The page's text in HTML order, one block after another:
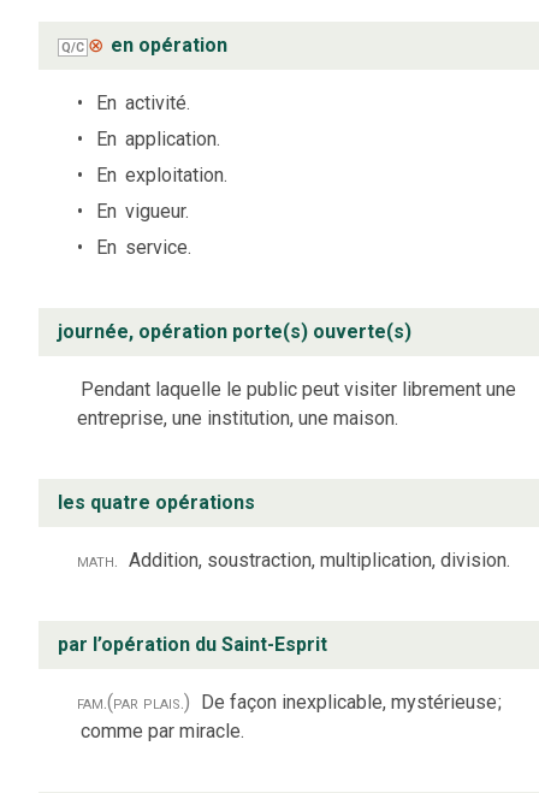
Q/C ⊗ en opération
En activité.
En application.
En exploitation.
En vigueur.
En service.
journée, opération porte(s) ouverte(s)
Pendant laquelle le public peut visiter librement une
entreprise, une institution, une maison.
les quatre opérations
math. Addition, soustraction, multiplication, division.
par l’opération du Saint-Esprit
fam.(par plais.) De façon inexplicable, mystérieuse;
comme par miracle.